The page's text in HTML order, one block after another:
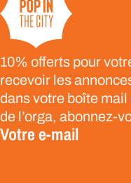
10% offerts pour
recevoir les
dans votre boîte
de l’orga, abonnez-
Votre e-mail